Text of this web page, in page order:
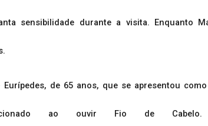
sensibilidade durante a visita. Enquanto
Eurípedes, de 65 anos, que se apresentou
ao ouvir Fio de